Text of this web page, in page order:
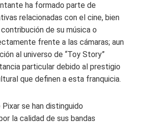
ha formado parte de
relacionadas con el cine, bien
de su música o
frente a las cámaras; aun
al universo de “Toy Story”
particular debido al prestigio
que definen a esta franquicia.
se han distinguido
la calidad de sus bandas